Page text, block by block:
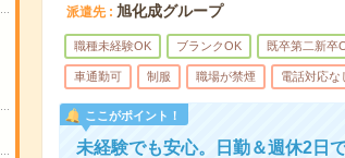
派遣先 旭化成グループ
職種未経験OK ブランクOK 既卒第二新卒
車通勤可 制服 職場が禁煙 電話対応な
ここがポイント！
未経験でも安心。日勤＆週休2日